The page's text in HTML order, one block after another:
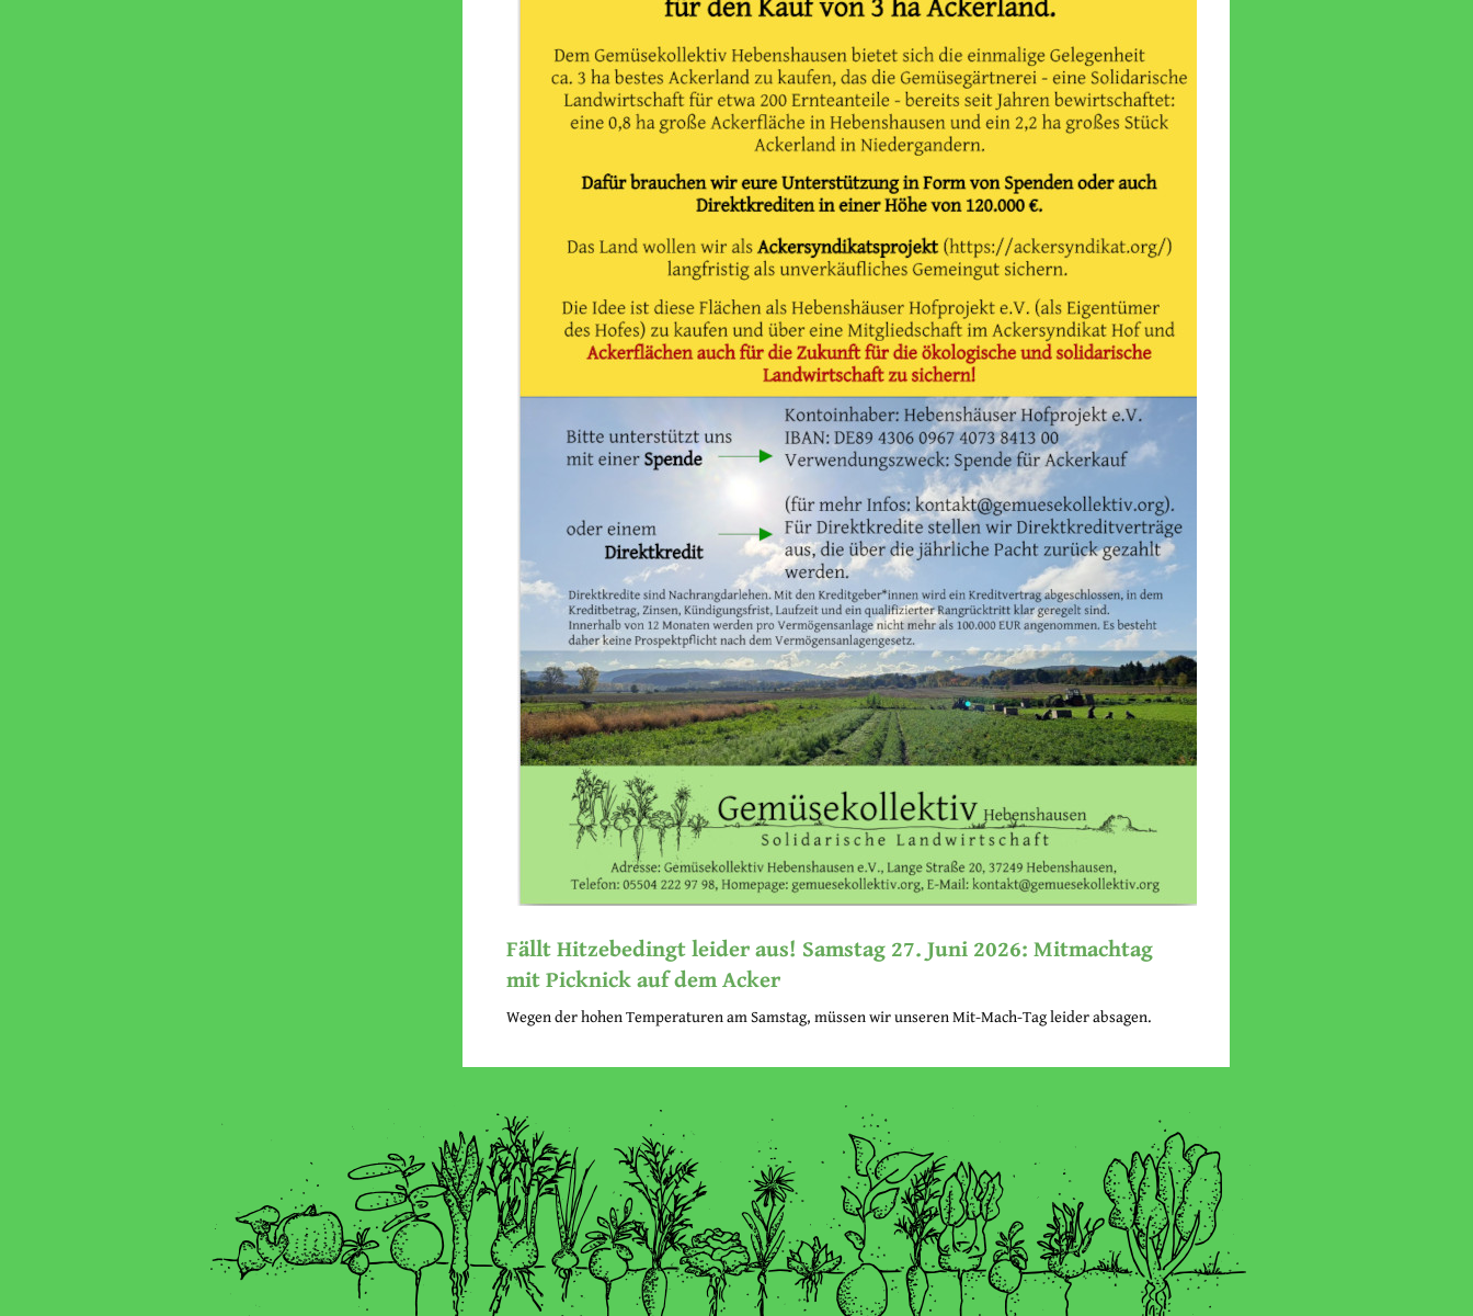
Fällt Hitzebedingt leider aus! Samstag 27. Juni 2026: Mitmachtag
mit Picknick auf dem Acker
Wegen der hohen Temperaturen am Samstag, müssen wir unseren Mit-Mach-Tag leider absagen.